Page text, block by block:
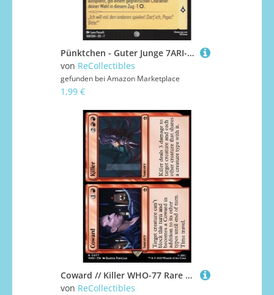
Pünktchen - Guter Junge 7ARI-168 Common Deutsch Boosterfrisch - Archazia's Island - mit ReCollectibles-Versandschutz - für Lorcana
von ReCollectibles
gefunden bei Amazon Marketplace
1,99 €
Coward // Killer WHO-77 Rare Englisch Boosterfrisch - Universes Beyond: Doctor Who - mit ReCollectibles-Versandschutz - für Magic/MTG
von ReCollectibles